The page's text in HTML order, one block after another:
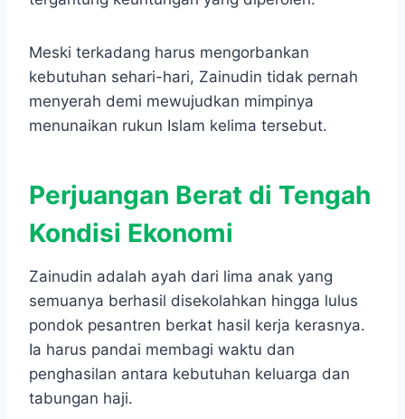
Meski terkadang harus mengorbankan
kebutuhan sehari-hari, Zainudin tidak pernah
menyerah demi mewujudkan mimpinya
menunaikan rukun Islam kelima tersebut.
Perjuangan Berat di Tengah
Kondisi Ekonomi
Zainudin adalah ayah dari lima anak yang
semuanya berhasil disekolahkan hingga lulus
pondok pesantren berkat hasil kerja kerasnya.
Ia harus pandai membagi waktu dan
penghasilan antara kebutuhan keluarga dan
tabungan haji.